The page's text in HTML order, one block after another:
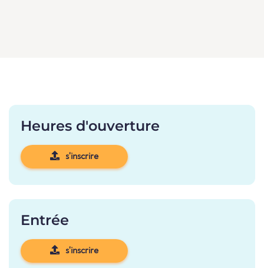
Heures d'ouverture
s'inscrire
Entrée
s'inscrire